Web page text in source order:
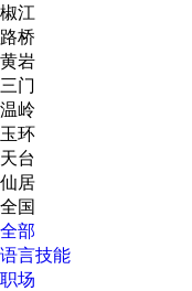
椒江
路桥
黄岩
三门
温岭
玉环
天台
仙居
全国
全部
语言技能
职场